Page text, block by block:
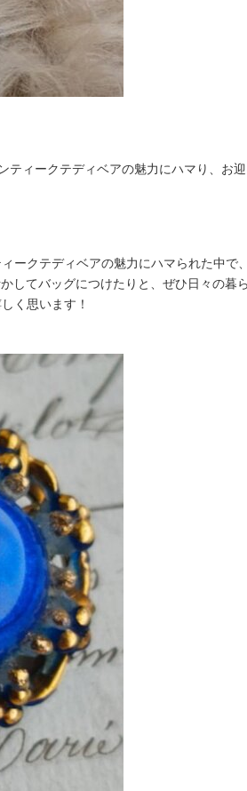
ィークテディベアの魅力にハマり、お
ークテディベアの魅力にハマられた中で
してバッグにつけたりと、ぜひ日々の暮
く思います！